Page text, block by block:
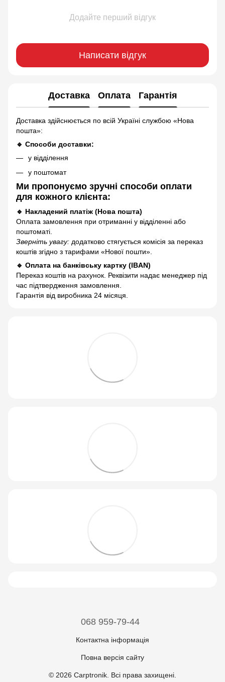
Додайте перший відгук
Написати відгук
Доставка Оплата Гарантія
Доставка здійснюється по всій Україні службою «Нова
пошта»:
🔹 Способи доставки:
у відділення
у поштомат
Ми пропонуємо зручні способи оплати
для кожного клієнта:
🔹 Накладений платіж (Нова пошта)
Оплата замовлення при отриманні у відділенні або
поштоматі.
Зверніть увагу: додатково стягується комісія за переказ
коштів згідно з тарифами «Нової пошти».
🔹 Оплата на банківську картку (IBAN)
Переказ коштів на рахунок. Реквізити надає менеджер під
час підтвердження замовлення.
Гарантія від виробника 24 місяця.
068 959-79-44
Контактна інформація
Повна версія сайту
© 2026 Carptronik. Всі права захищені.